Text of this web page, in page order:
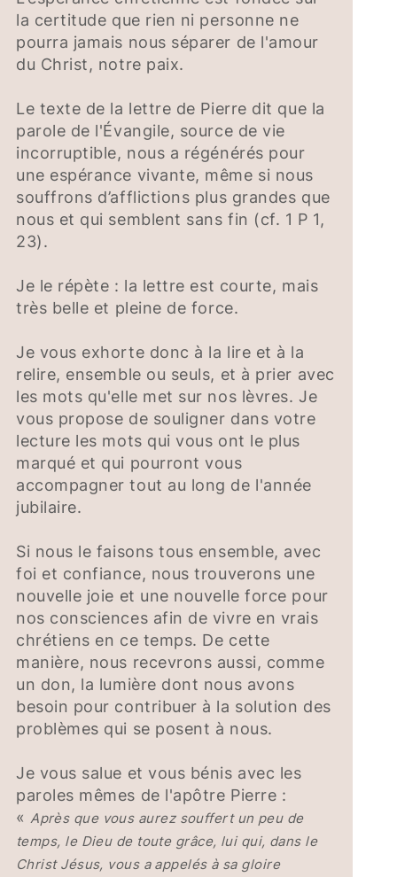
la certitude que rien ni personne ne
pourra jamais nous séparer de l'amour
du Christ, notre paix.
Le texte de la lettre de Pierre dit que la
parole de l'Évangile, source de vie
incorruptible, nous a régénérés pour
une espérance vivante, même si nous
souffrons d’afflictions plus grandes que
nous et qui semblent sans fin (cf. 1 P 1,
23).
Je le répète : la lettre est courte, mais
très belle et pleine de force.
Je vous exhorte donc à la lire et à la
relire, ensemble ou seuls, et à prier avec
les mots qu'elle met sur nos lèvres. Je
vous propose de souligner dans votre
lecture les mots qui vous ont le plus
marqué et qui pourront vous
accompagner tout au long de l'année
jubilaire.
Si nous le faisons tous ensemble, avec
foi et confiance, nous trouverons une
nouvelle joie et une nouvelle force pour
nos consciences afin de vivre en vrais
chrétiens en ce temps. De cette
manière, nous recevrons aussi, comme
un don, la lumière dont nous avons
besoin pour contribuer à la solution des
problèmes qui se posent à nous.
Je vous salue et vous bénis avec les
paroles mêmes de l'apôtre Pierre :
« Après que vous aurez souffert un peu de
temps, le Dieu de toute grâce, lui qui, dans le
Christ Jésus, vous a appelés à sa gloire